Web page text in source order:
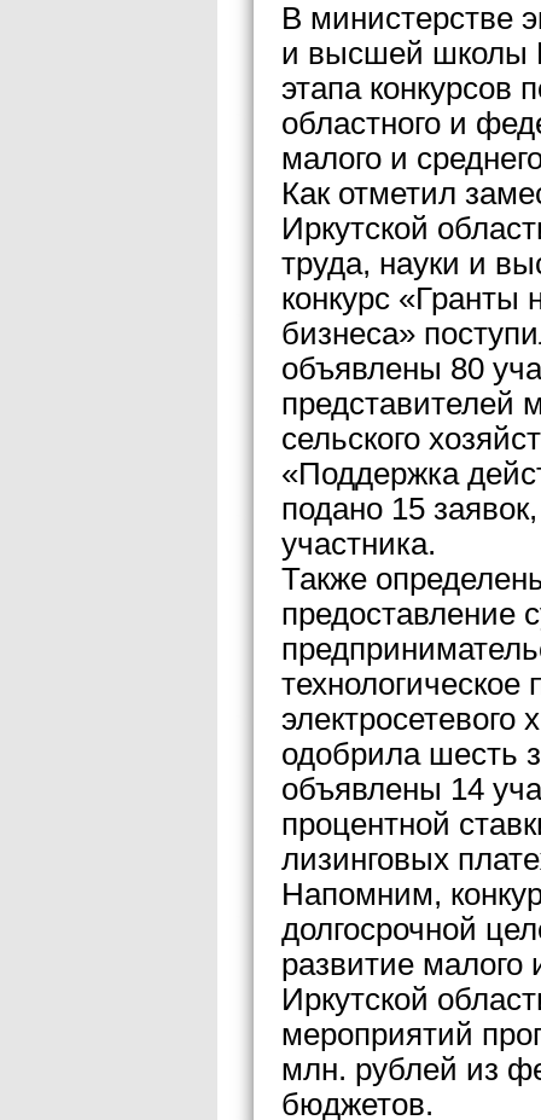
В министерстве
и высшей школы
этапа конкурсов
областного и
малого и
Как отметил
Иркутской
труда, науки и
конкурс «Гранты
бизнеса»
объявлены 80
представителей
сельского
«Поддержка
подано 15
участника.
Также
предоставление
электросетевого
одобрила шесть
объявлены 14
процентной
лизинговых
Напомним,
долгосрочной
развитие малого
Иркутской
мероприятий
млн. рублей из
бюджетов.